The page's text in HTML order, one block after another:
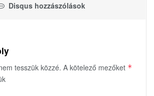
Disqus hozzászólások
tesszük közzé. A kötelező mezőket *